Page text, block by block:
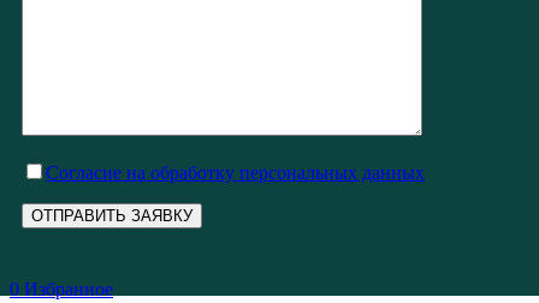
Cогласие на обработку персональных данных
0 Избранное